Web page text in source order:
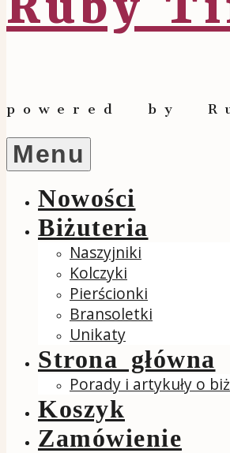
powered by
Menu
Nowości
Biżuteria
Naszyjniki
Kolczyki
Pierścionki
Bransoletki
Unikaty
Strona główna
Porady i artykuły o
Koszyk
Zamówienie